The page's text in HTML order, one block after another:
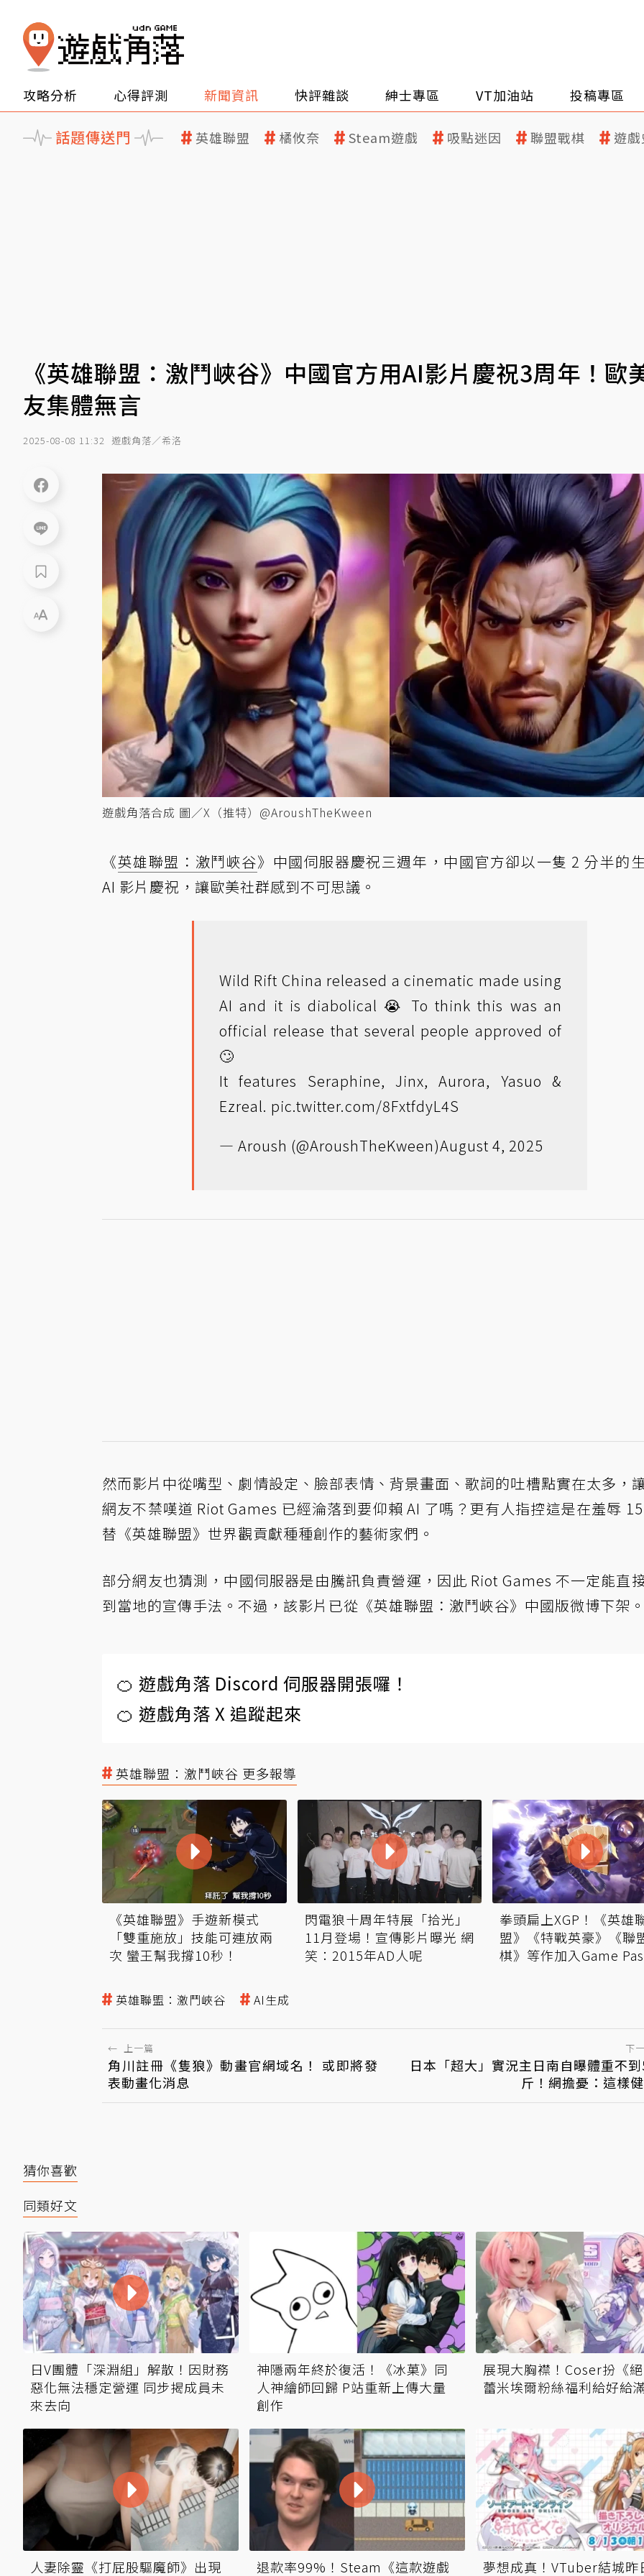
攻略分析 心得評測 新聞資訊 快評雜談 紳士專區 VT加油站 投稿專區
話題傳送門 英雄聯盟 橘攸奈 Steam遊戲 吸點迷因 聯盟戰棋 遊
《英雄聯盟：激鬥峽谷》中國官方用AI影片慶祝3周年！歐
友集體無言
2025-08-08 11:32 遊戲角落／希洛
遊戲角落合成 圖／X（推特）@AroushTheKween
《英雄聯盟：激鬥峽谷》中國伺服器慶祝三週年，中國官方卻以一隻 2 分半的
AI 影片慶祝，讓歐美社群感到不可思議。
Wild Rift China released a cinematic made using
AI and it is diabolical 😭 To think this was an
official release that several people approved of
🙄
It features Seraphine, Jinx, Aurora, Yasuo &
Ezreal. pic.twitter.com/8FxtfdyL4S
— Aroush (@AroushTheKween)August 4, 2025
然而影片中從嘴型、劇情設定、臉部表情、背景畫面、歌詞的吐槽點實在太多，
網友不禁嘆道 Riot Games 已經淪落到要仰賴 AI 了嗎？更有人指控這是在羞辱
替《英雄聯盟》世界觀貢獻種種創作的藝術家們。
部分網友也猜測，中國伺服器是由騰訊負責營運，因此 Riot Games 不一定能直
到當地的宣傳手法。不過，該影片已從《英雄聯盟：激鬥峽谷》中國版微博下架
🍊 遊戲角落 Discord 伺服器開張囉！
🍊 遊戲角落 X 追蹤起來
英雄聯盟：激鬥峽谷 更多報導
《英雄聯盟》手遊新模式
「雙重施放」技能可連放兩
次 蠻王幫我撐10秒！
閃電狼十周年特展「拾光」
11月登場！宣傳影片曝光 網
笑：2015年AD人呢
拳頭扁上XGP！《英雄
盟》《特戰英豪》《聯
棋》等作加入Game
英雄聯盟：激鬥峽谷 AI生成
← 上一篇
角川註冊《隻狼》動畫官網域名！ 或即將發
表動畫化消息
下
日本「超大」實況主日南自曝體重不
斤！網擔憂：這樣
猜你喜歡
同類好文
日V團體「深淵組」解散！因財務
惡化無法穩定營運 同步揭成員未
來去向
神隱兩年終於復活！《冰菓》同
人神繪師回歸 P站重新上傳大量
創作
展現大胸襟！Coser扮《
蕾米埃爾粉絲福利給好給
人妻除靈《打屁股驅魔師》出現
退款率99%！Steam《這款遊戲
夢想成真！VTuber結城昨